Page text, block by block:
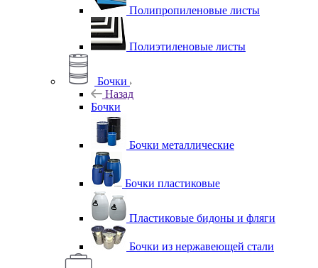
Полипропиленовые листы
Полиэтиленовые листы
Бочки
Назад
Бочки
Бочки металлические
Бочки пластиковые
Пластиковые бидоны и фляги
Бочки из нержавеющей стали